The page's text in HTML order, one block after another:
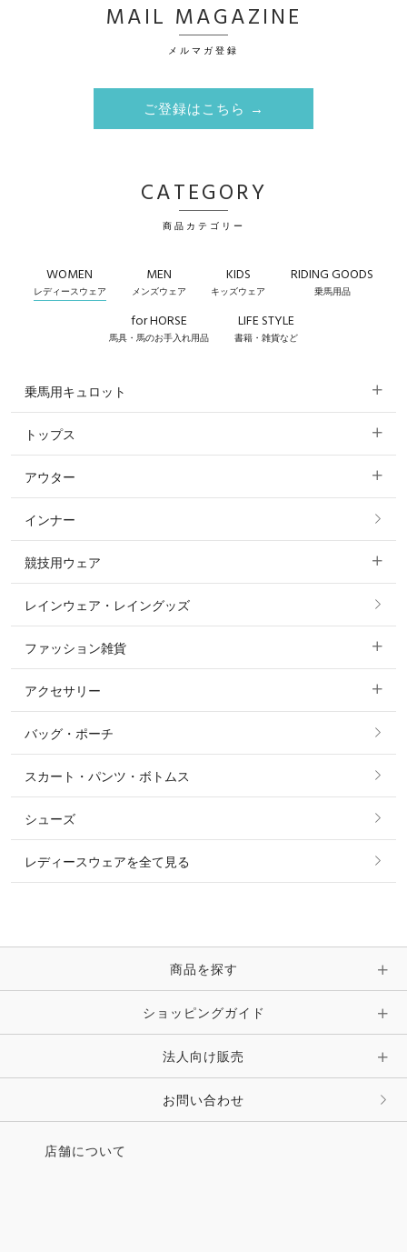
MAIL MAGAZINE
メルマガ登録
ご登録はこちら →
CATEGORY
商品カテゴリー
WOMEN
レディースウェア
MEN
メンズウェア
KIDS
キッズウェア
RIDING GOODS
乗馬用品
for HORSE
馬具・馬のお手入れ用品
LIFE STYLE
書籍・雑貨など
乗馬用キュロット
すべてのキュロット
フルグリップ・尻革 キュロット
ニーグリップ・膝革 キュロット
トップス
すべてのトップス
ポロシャツ
カットソー・Tシャツ・タンクトップ
パーカー・トレーナー・スウェット
ニット・セーター
シャツ・ブラウス・ワンピース
アウター
すべてのアウター
コート
ジャケット・ブルゾン
その他 アウター
インナー
競技用ウェア
すべての競技用ウェア
ショージャケット
ショーシャツ
レインウェア・レイングッズ
ファッション雑貨
すべてのファッション雑貨
ソックス
ベルト
マフラー・スカーフ・ストール・スヌード
時計・財布・キーケース・革小物
キーホルダー・チャーム・ストラップ
その他 ファッション雑貨
アクセサリー
すべてのアクセサリー
リング
ピアス・イヤリング
ピン・ブローチ・コサージュ
その他 アクセサリー
バッグ・ポーチ
スカート・パンツ・ボトムス
シューズ
レディースウェアを全て見る
商品を探す
ショッピングガイド
法人向け販売
お問い合わせ
店舗について